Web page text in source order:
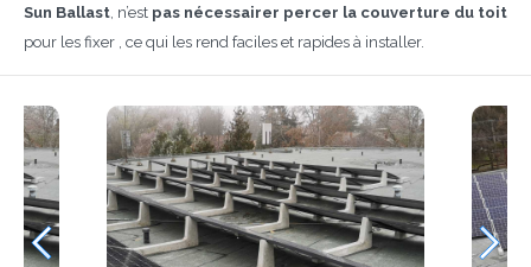
Sun Ballast, n’est pas nécessairer percer la couverture du toit
pour les fixer , ce qui les rend faciles et rapides à installer.